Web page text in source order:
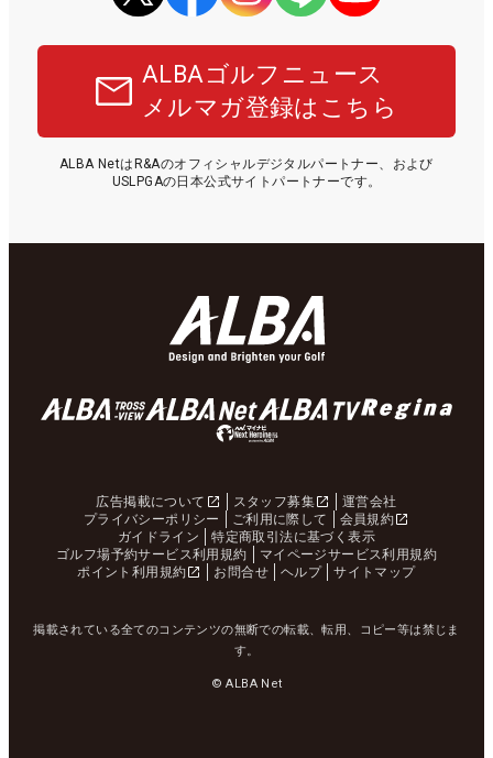
ALBAゴルフニュース
メルマガ登録はこちら
ALBA NetはR&Aのオフィシャルデジタルパートナー、および
USLPGAの日本公式サイトパートナーです。
広告掲載について スタッフ募集
運営会社
プライバシーポリシー
ご利用に際して
会員規約
ガイドライン
特定商取引法に基づく表示
ゴルフ場予約サービス利用規約
マイページサービス利用規約
ポイント利用規約
お問合せ ヘルプ サイトマップ
掲載されている全てのコンテンツの無断での転載、転用、コピー等は禁じま
す。
© ALBA Net